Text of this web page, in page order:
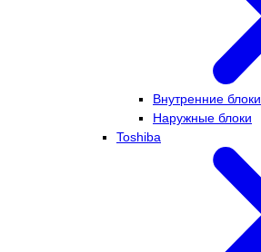
Внутренние блоки
Наружные блоки
Toshiba